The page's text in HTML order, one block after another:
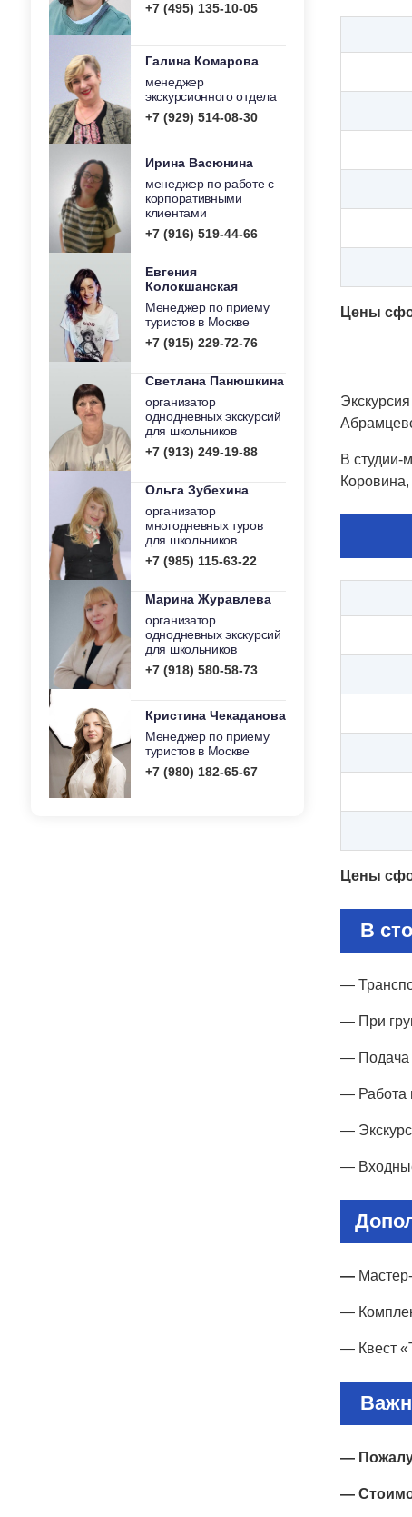
+7 (495) 135-10-05
Галина Комарова
менеджер
экскурсионного отдела
+7 (929) 514-08-30
Ирина Васюнина
менеджер по работе с
корпоративными
клиентами
+7 (916) 519-44-66
Евгения
Колокшанская
Менеджер по приему
туристов в Москве
+7 (915) 229-72-76
Светлана Панюшкина
организатор
однодневных экскурсий
для школьников
+7 (913) 249-19-88
Ольга Зубехина
организатор
многодневных туров
для школьников
+7 (985) 115-63-22
Марина Журавлева
организатор
однодневных экскурсий
для школьников
+7 (918) 580-58-73
Кристина Чекаданова
Менеджер по приему
туристов в Москве
+7 (980) 182-65-67
Цены
В студии-
Цены
В
—
— При
— Подача
— Работа
—
—
—
—
— Квест
—
—